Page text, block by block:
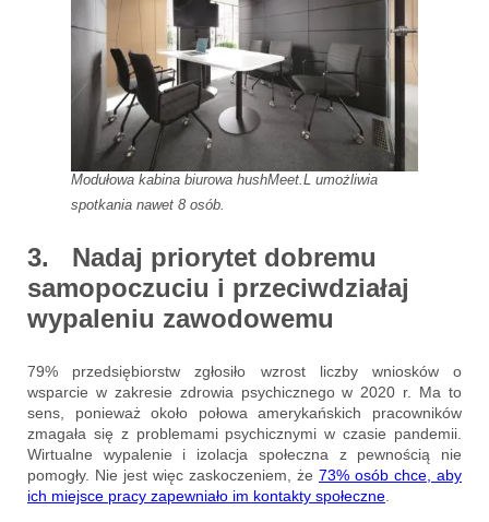
Modułowa kabina biurowa hushMeet.L umożliwia
spotkania nawet 8 osób.
3. Nadaj priorytet dobremu
samopoczuciu i przeciwdziałaj
wypaleniu zawodowemu
79% przedsiębiorstw zgłosiło wzrost liczby wniosków o
wsparcie w zakresie zdrowia psychicznego w 2020 r. Ma to
sens, ponieważ około połowa amerykańskich pracowników
zmagała się z problemami psychicznymi w czasie pandemii.
Wirtualne wypalenie i izolacja społeczna z pewnością nie
pomogły. Nie jest więc zaskoczeniem, że 73% osób chce, aby
ich miejsce pracy zapewniało im kontakty społeczne